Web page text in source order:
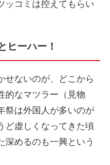
ッコミは控えてもらい
ヒーハー！
せないのが、どこから
的なマツラー（見物
祭は外国人が多いのが
ど虚しくなってきた頃
深めるのも一興という